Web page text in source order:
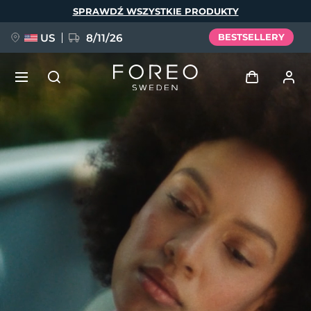
SPRAWDŹ WSZYSTKIE PRODUKTY
US 8/11/26 BESTSELLERY
Profil użytkownika
Moje urządzenia
Moje zamówienia
Moje adresy
Moje subskrypcje
FAQ™ Pure Beauty-Tech Elixir
BREAKING NEWS
issa™ Teeth Whitening Set
Język
English Deutsch
Español
Italiano
Português
Svenska
Русский
简体中文 繁體中文